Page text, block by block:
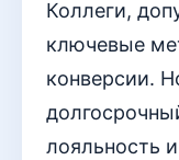
Коллеги,
ключевые
конверсии.
лояльность